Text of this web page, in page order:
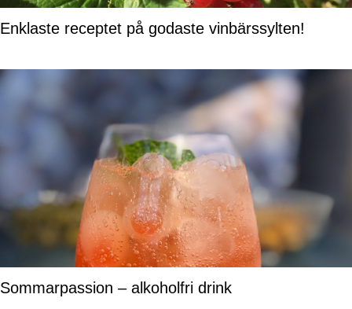
Enklaste receptet på godaste vinbärssylten!
Sommarpassion – alkoholfri drink